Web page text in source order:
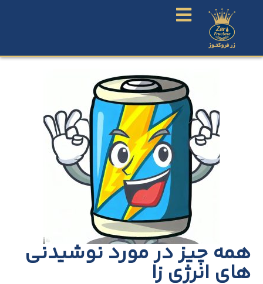
همه چیز در مورد نوشیدنی
های انرژی زا